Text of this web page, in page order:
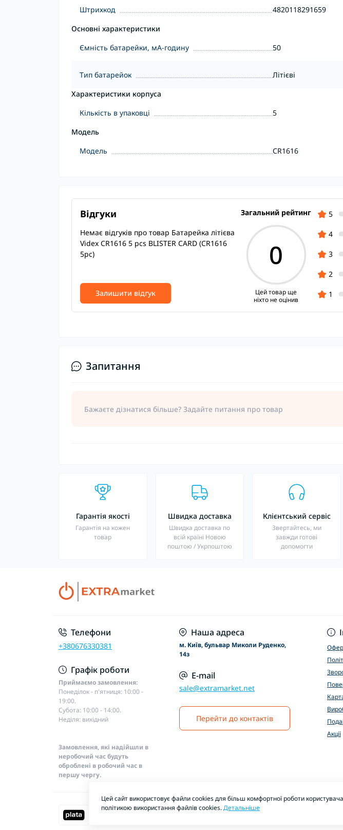
Штрихкод
4820118291659
Основні характеристики
Ємність батарейки, мА-годину
50
Тип батарейок
Літієві
Характеристики корпуса
Кількість в упаковці
5
Модель
Модель
CR1616
Відгуки
Немає відгуків про товар Батарейка літієва
Videx CR1616 5 pcs BLISTER CARD (CR1616
5pc)
Залишити відгук
Загальний рейтинг
0
Цей товар ще
ніхто не оцінив
5
4
3
2
1
Запитання
Бажаєте дізнатися більше? Задайте питання про товар
Гарантія якості
Гарантія на кожен
товар
Швидка доставка
Швидка доставка по
всій країні Новою
поштою / Укрпоштою
Клієнтський сервіс
Звертайтесь, ми
завжди готові
допомогти
Телефони
+380676330381
Графік роботи
Приймаємо замовлення:
Понеділок - п'ятниця: 10:00 -
19:00.
Субота: 10:00 - 14:00.
Неділя: вихідний
Замовлення, які надійшли в
неробочий час будуть
оброблені в робочий час в
першу чергу.
Наша адреса
м. Київ, бульвар Миколи Руденко,
14з
E-mail
sale@extramarket.net
Перейти до контактів
Акції
Цей сайт використовує файли cookies для більш комфортної роботи
політикою використання файлів cookies.Детальніше